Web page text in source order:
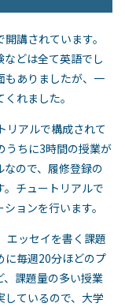
講されています。
どは全て英語でし
もありましたが、一
れました。
リアルで構成されて
うちに3時間の授業が
ので、履修登録の
チュートリアルで
ョンを行います。
エッセイを書く課題
に毎週20分ほどのプ
、課題量の多い授業
ているので、大学